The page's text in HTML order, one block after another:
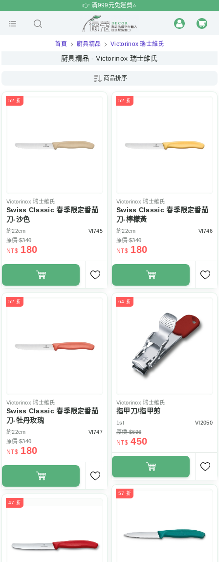
$
$
時 特賣
👉 滿999元免運費⭐️
首頁 廚具精品 Victorinox 瑞士維氏
廚具精品 - Victorinox 瑞士維氏
商品排序
52 折
Victorinox 瑞士維氏
Swiss Classic 春季限定番茄
刀-沙色
約22cm
VI745
原價 $340
NT$ 180
52 折
Victorinox 瑞士維氏
Swiss Classic 春季限定番茄
刀-檸檬黃
約22cm
VI746
原價 $340
NT$ 180
52 折
Victorinox 瑞士維氏
Swiss Classic 春季限定番茄
刀-牡丹玫瑰
約22cm
VI747
原價 $340
NT$ 180
64 折
Victorinox 瑞士維氏
指甲刀/指甲剪
1st
VI2050
原價 $696
NT$ 450
57 折
47 折